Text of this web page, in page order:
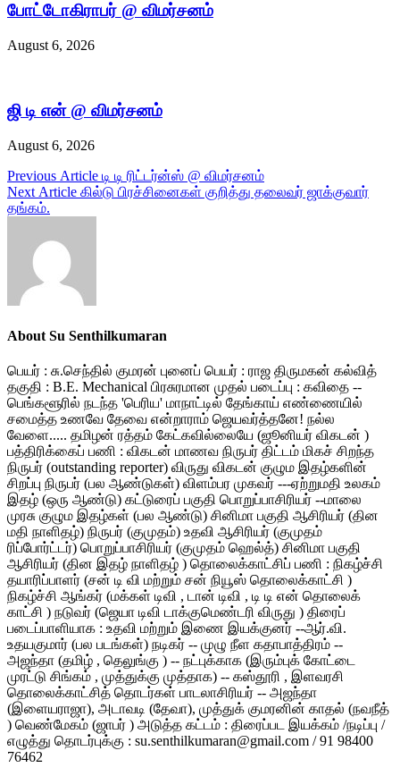
போட்டோகிராபர் @ விமர்சனம்
August 6, 2026
ஜி டி என் @ விமர்சனம்
August 6, 2026
Post
navigation
Previous Article டி டி ரிட்டர்ன்ஸ் @ விமர்சனம்
Next Article கில்டு பிரச்சினைகள் குறித்து தலைவர் ஜாக்குவார்
தங்கம்.
About Su Senthilkumaran
பெயர் : சு.செந்தில் குமரன் புனைப் பெயர் : ராஜ திருமகன் கல்வித்
தகுதி : B.E. Mechanical பிரசுரமான முதல் படைப்பு : கவிதை --
பெங்களூரில் நடந்த 'பெரிய' மாநாட்டில் தேங்காய் எண்ணையில்
சமைத்த உணவே தேவை என்றாராம் ஜெயவர்த்தனே! நல்ல
வேளை..... தமிழன் ரத்தம் கேட்கவில்லையே (ஜூனியர் விகடன் )
பத்திரிக்கைப் பணி : விகடன் மாணவ நிருபர் திட்டம் மிகச் சிறந்த
நிருபர் (outstanding reporter) விருது விகடன் குழும இதழ்களின்
சிறப்பு நிருபர் (பல ஆண்டுகள்) விளம்பர முகவர் ---ஏற்றுமதி உலகம்
இதழ் (ஒரு ஆண்டு) கட்டுரைப் பகுதி பொறுப்பாசிரியர் --மாலை
முரசு குழும இதழ்கள் (பல ஆண்டு) சினிமா பகுதி ஆசிரியர் (தின
மதி நாளிதழ்) நிருபர் (குமுதம்) உதவி ஆசிரியர் (குமுதம்
ரிப்போர்ட்டர்) பொறுப்பாசிரியர் (குமுதம் ஹெல்த்) சினிமா பகுதி
ஆசிரியர் (தின இதழ் நாளிதழ் ) தொலைக்காட்சிப் பணி : நிகழ்ச்சி
தயாரிப்பாளர் (சன் டி வி மற்றும் சன் நியூஸ் தொலைக்காட்சி )
நிகழ்ச்சி ஆங்கர் (மக்கள் டிவி , டான் டிவி , டி டி என் தொலைக்
காட்சி ) நடுவர் (ஜெயா டிவி டாக்குமெண்டரி விருது ) திரைப்
படைப்பாளியாக : உதவி மற்றும் இணை இயக்குனர் --ஆர்.வி.
உதயகுமார் (பல படங்கள்) நடிகர் -- முழு நீள கதாபாத்திரம் --
அஜந்தா (தமிழ் , தெலுங்கு ) -- நட்புக்காக (இரும்புக் கோட்டை
முரட்டு சிங்கம் , முத்துக்கு முத்தாக) -- கஸ்தூரி , இளவரசி
தொலைக்காட்சித் தொடர்கள் பாடலாசிரியர் -- அஜந்தா
(இளையராஜா), அடாவடி (தேவா), முத்துக் குமரனின் காதல் (நவநீத்
) வெண்மேகம் (ஜாபர் ) அடுத்த கட்டம் : திரைப்பட இயக்கம் /நடிப்பு /
எழுத்து தொடர்புக்கு : su.senthilkumaran@gmail.com / 91 98400
76462